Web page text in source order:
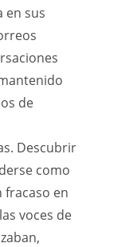
en sus
de
Descubrir
como
fracaso en
voces de